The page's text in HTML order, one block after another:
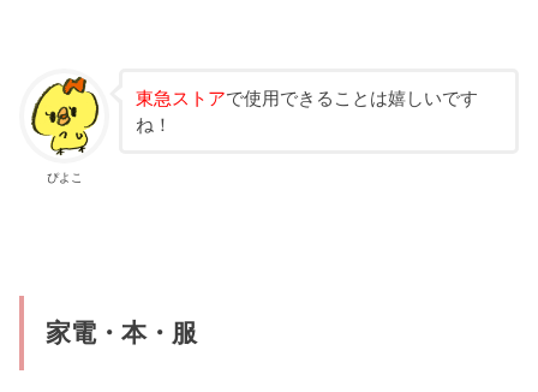
ぴよこ
東急ストアで使用できることは嬉しいです
ね！
家電・本・服